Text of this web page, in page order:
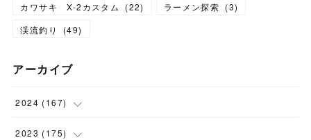
カワサキ X-2カスタム
(22) ラーメン探索 (3)
渓流釣り
(49)
アーカイブ
2024 (167)
(11)
2023 (175)